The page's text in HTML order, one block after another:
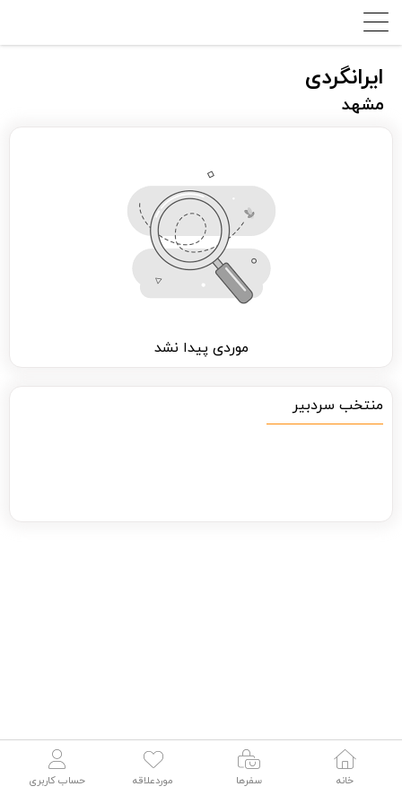
ایرانگردی
مشهد
موردی پیدا نشد
منتخب سردبیر
خانه سفرها موردعلاقه حساب کاربری